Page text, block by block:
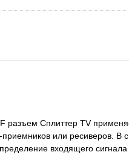
разъем Сплиттер TV
или ресиверов. В
входящего